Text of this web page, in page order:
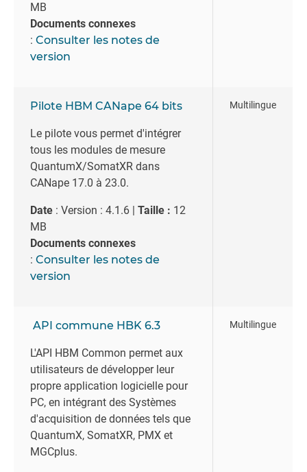
MB
Documents connexes
: Consulter les notes de
version
Pilote HBM CANape 64 bits
Le pilote vous permet d'intégrer
tous les modules de mesure
QuantumX/SomatXR dans
CANape 17.0 à 23.0.
Date : Version : 4.1.6 | Taille : 12
MB
Documents connexes
: Consulter les notes de
version
Multilingue
API commune HBK 6.3
L'API HBM Common permet aux
utilisateurs de développer leur
propre application logicielle pour
PC, en intégrant des Systèmes
d'acquisition de données tels que
QuantumX, SomatXR, PMX et
MGCplus.
Multilingue